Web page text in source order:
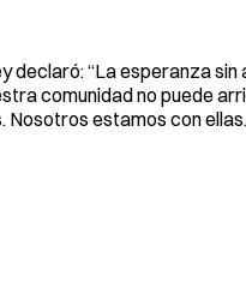
“La esperanza sin
comunidad no puede
Nosotros estamos con ellas.